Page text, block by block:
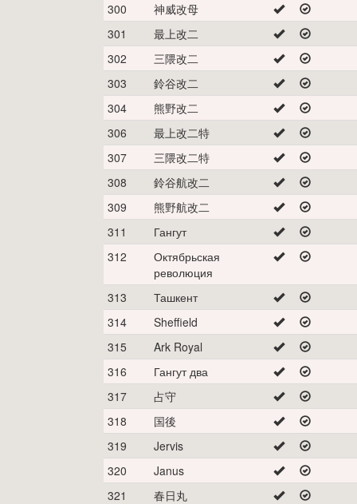
300
神威改母
301
最上改二
302
三隈改二
303
鈴谷改二
304
熊野改二
306
最上改二特
307
三隈改二特
308
鈴谷航改二
309
熊野航改二
311
Гангут
312
Октябрьская
революция
313
Ташкент
314
Sheffield
315
Ark Royal
316
Гангут два
317
占守
318
国後
319
Jervis
320
Janus
321
春日丸